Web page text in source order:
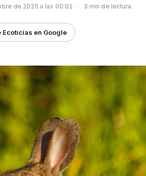
de 2025 a las 00:01 · 3 min de lectura
Ecoticias en Google